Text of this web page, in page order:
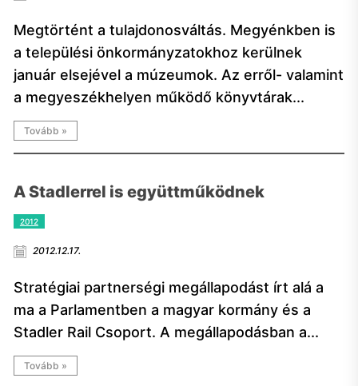
Megtörtént a tulajdonosváltás. Megyénkben is
a települési önkormányzatokhoz kerülnek
január elsejével a múzeumok. Az erről- valamint
a megyeszékhelyen működő könyvtárak...
Tovább »
A Stadlerrel is együttműködnek
2012
2012.12.17.
Stratégiai partnerségi megállapodást írt alá a
ma a Parlamentben a magyar kormány és a
Stadler Rail Csoport. A megállapodásban a...
Tovább »